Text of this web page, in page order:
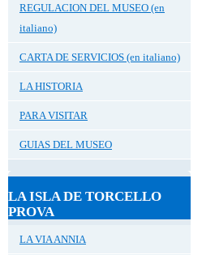
REGULACION DEL MUSEO (en
italiano)
CARTA DE SERVICIOS (en italiano)
LA HISTORIA
PARA VISITAR
GUIAS DEL MUSEO
LA ISLA DE TORCELLO
PROVA
LA VIA ANNIA